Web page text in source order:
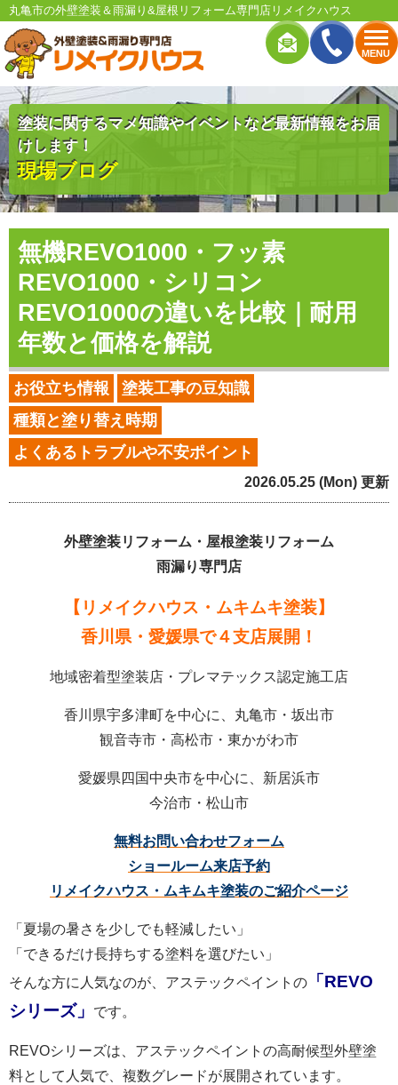
MENU
丸亀市の外壁塗装＆雨漏り&屋根リフォーム専門店リメイクハウス
塗装に関するマメ知識やイベントなど最新情報をお届
けします！
現場ブログ
無機REVO1000・フッ素
REVO1000・シリコン
REVO1000の違いを比較｜耐用
年数と価格を解説
お役立ち情報
塗装工事の豆知識
種類と塗り替え時期
よくあるトラブルや不安ポイント
2026.05.25 (Mon) 更新
外壁塗装リフォーム・屋根塗装リフォーム
雨漏り専門店
【リメイクハウス・ムキムキ塗装】
香川県・愛媛県で４支店展開！
地域密着型塗装店・プレマテックス認定施工店
香川県宇多津町を中心に、丸亀市・坂出市
観音寺市・高松市・東かがわ市
愛媛県四国中央市を中心に、新居浜市
今治市・松山市
無料お問い合わせフォーム
ショールーム来店予約
リメイクハウス・ムキムキ塗装のご紹介ページ
「夏場の暑さを少しでも軽減したい」
「できるだけ長持ちする塗料を選びたい」
そんな方に人気なのが、アステックペイントの
「REVO
シリーズ」
です。
REVOシリーズは、アステックペイントの高耐候型外壁塗
料として人気で、複数グレードが展開されています。